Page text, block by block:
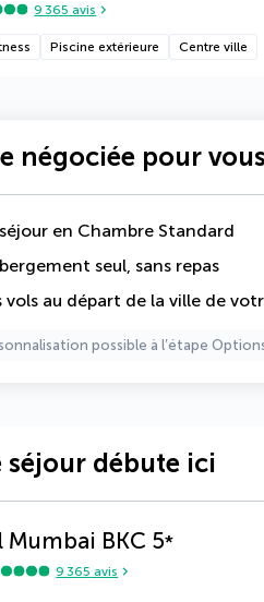
9 365 avis
Piscine extérieure Centre ville
négociée pour vous
en Chambre Standard
seul, sans repas
vols au départ de la ville de
possible à l’étape
séjour débute ici
Mumbai BKC 5*
9 365 avis